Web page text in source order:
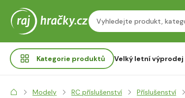
Kategorie produktů Velký letní výprodej
Modely RC příslušenství Příslušenství